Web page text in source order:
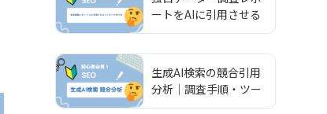
ートをAIに引用させる
一次情報コンテンツの
生成AI検索の競合引用
分析｜調査手順・ツー
ル比較・施策への落と